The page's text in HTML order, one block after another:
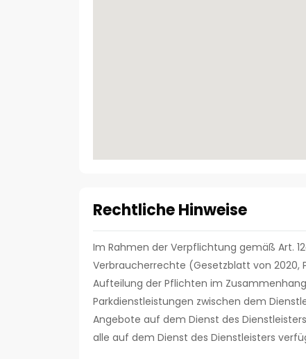
Rechtliche Hinweise
Im Rahmen der Verpflichtung gemäß Art.
Verbraucherrechte (Gesetzblatt von 2020,
Aufteilung der Pflichten im
Parkdienstleistungen zwischen dem
Angebote auf dem Dienst des
alle auf dem Dienst des Dienstleisters